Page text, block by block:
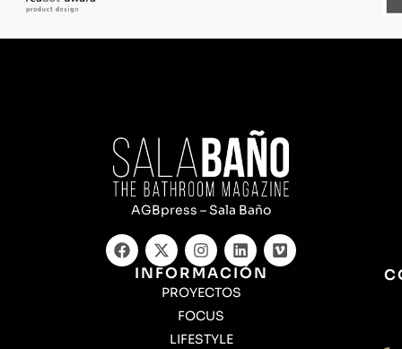
AGBpress – Sala Baño
INFORMACIÓN
PROYECTOS
FOCUS
LIFESTYLE